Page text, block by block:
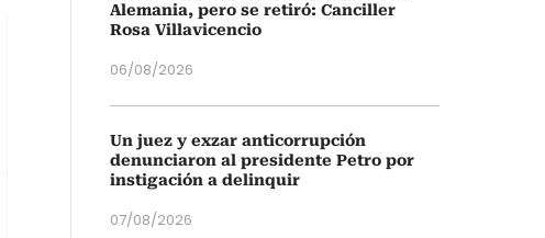
Alemania, pero se retiró: Canciller
Rosa Villavicencio
06/08/2026
Un juez y exzar anticorrupción
denunciaron al presidente Petro por
instigación a delinquir
07/08/2026